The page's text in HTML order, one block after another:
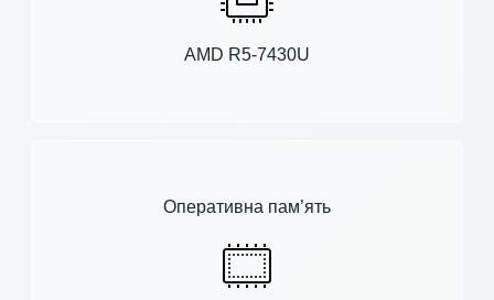
AMD R5-7430U
Оперативна пам’ять